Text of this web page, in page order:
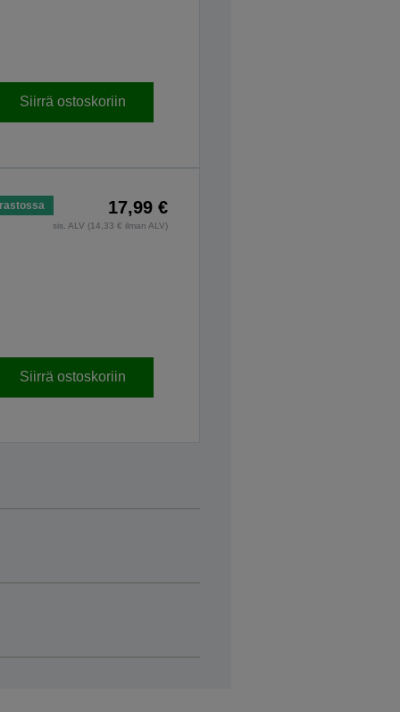
Siirrä ostoskoriin
17,99 €
sis. ALV (14,33 € ilman ALV)
Siirrä ostoskoriin